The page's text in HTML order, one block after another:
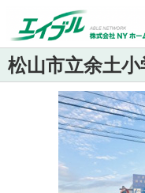
松山市立余土小